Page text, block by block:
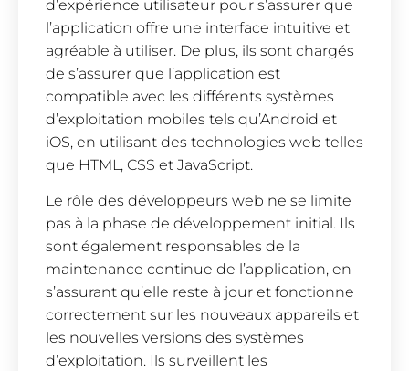
d’expérience utilisateur pour s’assurer que
l’application offre une interface intuitive et
agréable à utiliser. De plus, ils sont chargés
de s’assurer que l’application est
compatible avec les différents systèmes
d’exploitation mobiles tels qu’Android et
iOS, en utilisant des technologies web telles
que HTML, CSS et JavaScript.
Le rôle des développeurs web ne se limite
pas à la phase de développement initial. Ils
sont également responsables de la
maintenance continue de l’application, en
s’assurant qu’elle reste à jour et fonctionne
correctement sur les nouveaux appareils et
les nouvelles versions des systèmes
d’exploitation. Ils surveillent les